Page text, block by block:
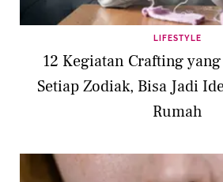
LIFESTYLE
12 Kegiatan Crafting
Setiap Zodiak, Bisa Jadi
Rumah